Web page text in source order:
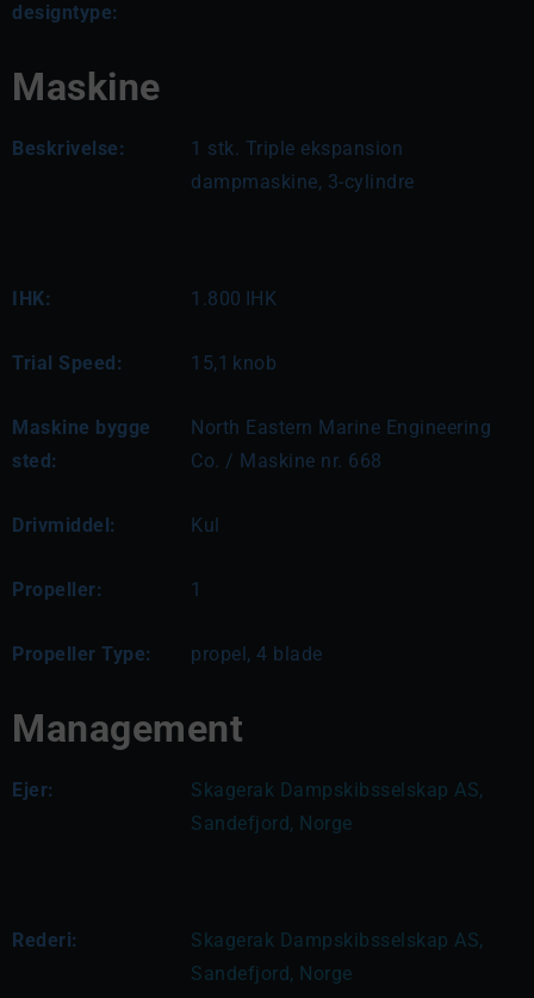
designtype:
Maskine
Beskrivelse:
1 stk. Triple ekspansion
dampmaskine, 3-cylindre
IHK: 1.800 IHK
Trial Speed: 15,1 knob
Maskine bygge
sted:
North Eastern Marine Engineering
Co. / Maskine nr. 668
Drivmiddel: Kul
Propeller: 1
Propeller Type: propel, 4 blade
Management
Ejer:
Skagerak Dampskibsselskap AS,
Sandefjord, Norge
Rederi:
Skagerak Dampskibsselskap AS,
Sandefjord, Norge